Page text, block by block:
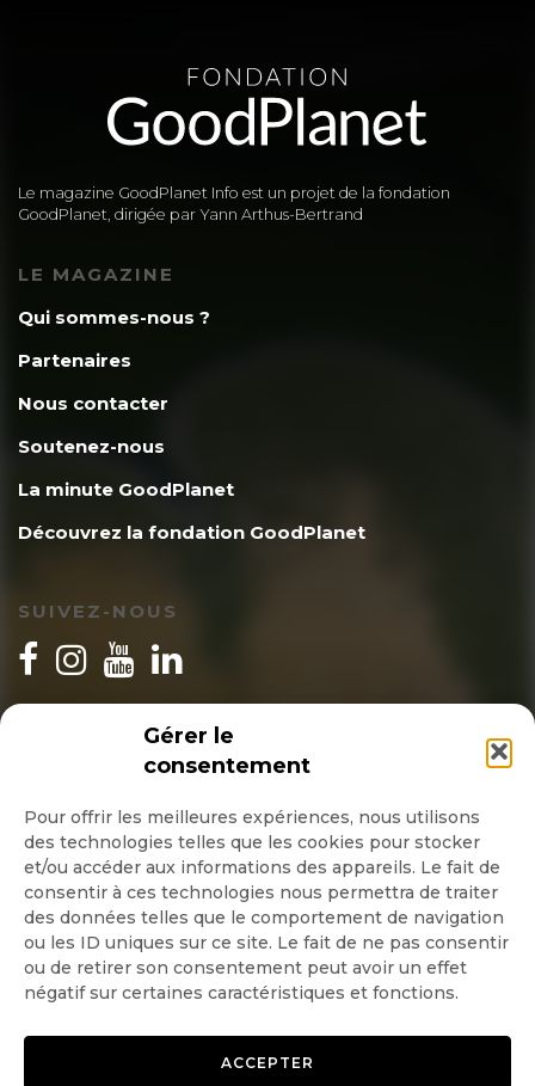
Gérer le
consentement
Pour offrir les meilleures expériences, nous utilisons
des technologies telles que les cookies pour stocker
et/ou accéder aux informations des appareils. Le fait de
consentir à ces technologies nous permettra de traiter
des données telles que le comportement de navigation
ou les ID uniques sur ce site. Le fait de ne pas consentir
ou de retirer son consentement peut avoir un effet
négatif sur certaines caractéristiques et fonctions.
ACCEPTER
Le magazine GoodPlanet Info est un projet de la fondation
GoodPlanet, dirigée par Yann Arthus-Bertrand
LE MAGAZINE
Qui sommes-nous ?
Partenaires
Nous contacter
Soutenez-nous
La minute GoodPlanet
Découvrez la fondation GoodPlanet
SUIVEZ-NOUS
INSCRIPTION NEWSLETTER
Quotidienne
Hebdo
OK